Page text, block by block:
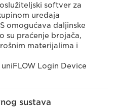
softver za
uređaja
omogućava daljinske
su praćenje brojača,
materijalima i
Login Device
sustava